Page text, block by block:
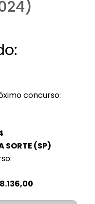
concurso:
SORTE (SP)